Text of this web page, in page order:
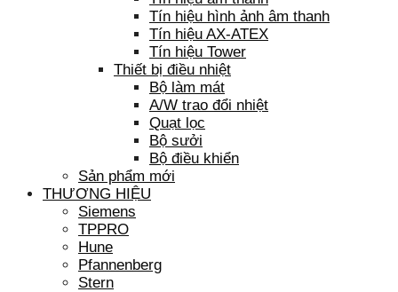
Tín hiệu hình ảnh âm thanh
Tín hiệu AX-ATEX
Tín hiệu Tower
Thiết bị điều nhiệt
Bộ làm mát
A/W trao đổi nhiệt
Quạt lọc
Bộ sưởi
Bộ điều khiển
Sản phẩm mới
THƯƠNG HIỆU
Siemens
TPPRO
Hune
Pfannenberg
Stern